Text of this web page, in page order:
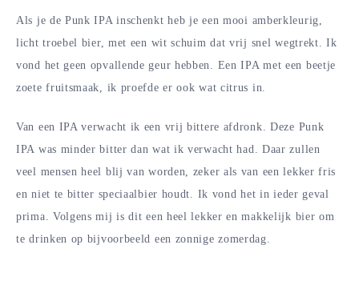
Als je de Punk IPA inschenkt heb je een mooi amberkleurig,
licht troebel bier, met een wit schuim dat vrij snel wegtrekt. Ik
vond het geen opvallende geur hebben. Een IPA met een beetje
zoete fruitsmaak, ik proefde er ook wat citrus in.
Van een IPA verwacht ik een vrij bittere afdronk. Deze Punk
IPA was minder bitter dan wat ik verwacht had. Daar zullen
veel mensen heel blij van worden, zeker als van een lekker fris
en niet te bitter speciaalbier houdt. Ik vond het in ieder geval
prima. Volgens mij is dit een heel lekker en makkelijk bier om
te drinken op bijvoorbeeld een zonnige zomerdag.